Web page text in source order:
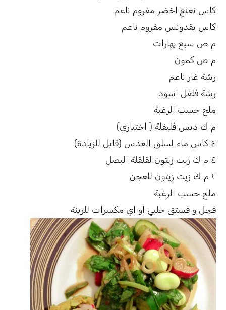
كاس نعنع اخضر مفروم ناعم
كاس بقدونس مفروم ناعم
م ص سبع بهارات
م ص كمون
رشة غار ناعم
رشة فلفل اسود
ملح حسب الرغبة
م ك دبس فليفلة ( اختياري)
٤ كاس ماء لسلق العدس (قابل للزيادة)
٤ م ك زيت زيتون لقلقلة البصل
٢ م ك زيت زيتون للعجن
ملح حسب الرغبة
فجل و فستق حلبي او اي مكسرات للزينة